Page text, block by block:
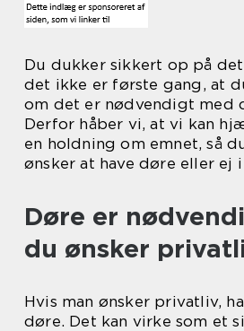
Du dukker sikkert op på
det ikke er første gang, at
om det er nødvendigt med
Derfor håber vi, at vi kan
en holdning om emnet, så
ønsker at have døre eller ej
Døre er
du ønsker
Hvis man ønsker privatliv,
døre. Det kan virke som et